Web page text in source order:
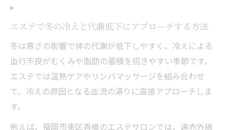
のコツ
エステを通じた冬の体型維持の秘策
エステで無理なく冬の体型維持を実現する
ヒント
部分痩せに強いエステ施術で冬太りを防ぐ
エステと自宅ケアの併用が冬の体型維持に
エステで冬の冷えと代謝低下にアプローチする方法
冬は寒さの影響で体の代謝が低下しやすく、冷えによる
血行不良がむくみや脂肪の蓄積を招きやすい季節です。
エステでは温熱ケアやリンパマッサージを組み合わせ
て、冷えの原因となる血流の滞りに直接アプローチしま
す。
例えば、福岡市東区香椎のエステサロンでは、遠赤外線